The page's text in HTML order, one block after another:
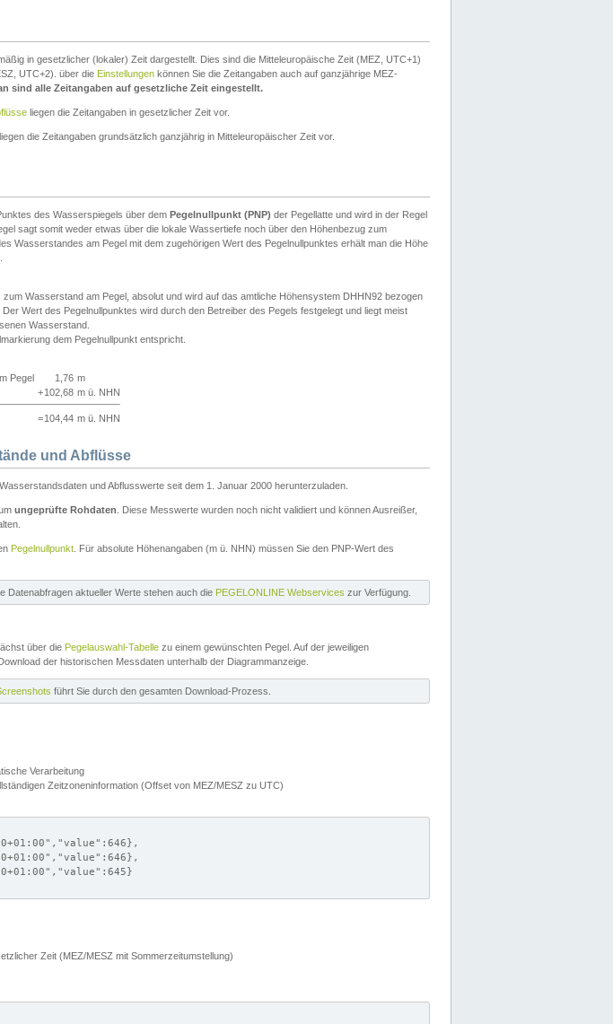
in gesetzlicher (lokaler) Zeit dargestellt. Dies sind die Mitteleuropäische Zeit (MEZ, UTC+1)
UTC+2). über die Einstellungen können Sie die Zeitangaben auch auf ganzjährige MEZ-
sind alle Zeitangaben auf gesetzliche Zeit eingestellt.
liegen die Zeitangaben in gesetzlicher Zeit vor.
liegen die Zeitangaben grundsätzlich ganzjährig in Mitteleuropäischer Zeit vor.
des Wasserspiegels über dem Pegelnullpunkt (PNP) der Pegellatte und wird in der Regel
sagt somit weder etwas über die lokale Wassertiefe noch über den Höhenbezug zum
Wasserstandes am Pegel mit dem zugehörigen Wert des Pegelnullpunktes erhält man die Höhe
Wasserstand am Pegel, absolut und wird auf das amtliche Höhensystem DHHN92 bezogen
Wert des Pegelnullpunktes wird durch den Betreiber des Pegels festgelegt und liegt meist
Wasserstand.
dem Pegelnullpunkt entspricht.
Pegel
1,76 m
+102,68 m ü. NHN
=104,44 m ü. NHN
und Abflüsse
und Abflusswerte seit dem 1. Januar 2000 herunterzuladen.
ungeprüfte Rohdaten . Diese Messwerte wurden noch nicht validiert und können Ausreißer,
Pegelnullpunkt . Für absolute Höhenangaben (m ü. NHN) müssen Sie den PNP-Wert des
Datenabfragen aktueller Werte stehen auch die PEGELONLINE Webservices zur Verfügung.
über die Pegelauswahl-Tabelle zu einem gewünschten Pegel. Auf der jeweiligen
der historischen Messdaten unterhalb der Diagrammanzeige.
führt Sie durch den gesamten Download-Prozess.
Verarbeitung
Zeitzoneninformation (Offset von MEZ/MESZ zu UTC)
Zeit (MEZ/MESZ mit Sommerzeitumstellung)